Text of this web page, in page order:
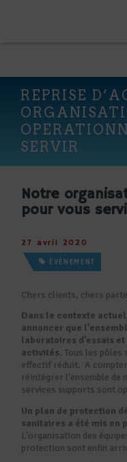
REPRISE
SERVIR
Notre
pour vous
27 avril 2020
ÉVÉNEMENT
Chers clients, chers
Dans le contexte
annoncer que
laboratoires d’essais
activités. Tous les pôles
effectif réduit. A
réintégrer l’ensemble
services supports sont
Un plan de protection
sanitaires a été mis en
L’organisation des
protection sont enfin